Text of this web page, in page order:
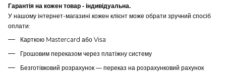
Гарантія на кожен товар - індивідуальна.
У нашому інтернет-магазині кожен клієнт може обрати зручний спосіб
оплати:
Карткою Mastercard або Visa
Грошовим переказом через платіжну систему
Безготівковий розрахунок — переказ на розрахунковий рахунок